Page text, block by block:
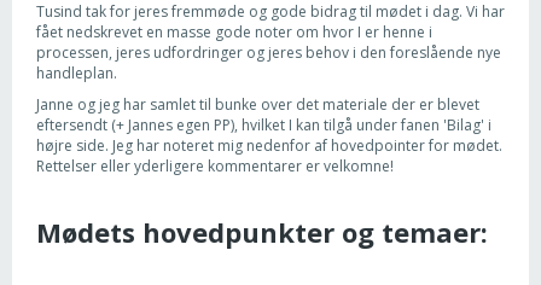
Tusind tak for jeres fremmøde og gode bidrag til mødet i dag. Vi har
fået nedskrevet en masse gode noter om hvor I er henne i
processen, jeres udfordringer og jeres behov i den foreslående nye
handleplan.
Janne og jeg har samlet til bunke over det materiale der er blevet
eftersendt (+ Jannes egen PP), hvilket I kan tilgå under fanen 'Bilag' i
højre side. Jeg har noteret mig nedenfor af hovedpointer for mødet.
Rettelser eller yderligere kommentarer er velkomne!
Mødets hovedpunkter og temaer: